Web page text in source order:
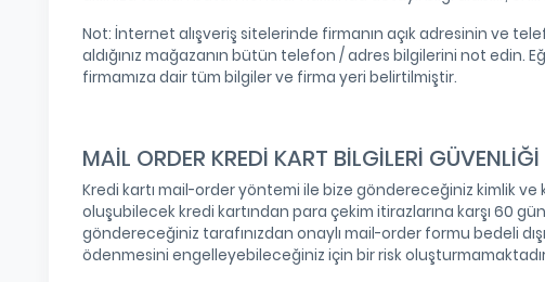
Not: İnternet alışveriş sitelerinde firmanın açık adresinin ve
aldığınız mağazanın bütün telefon / adres bilgilerini not edin.
firmamıza dair tüm bilgiler ve firma yeri belirtilmiştir.
MAİL ORDER KREDİ KART BİLGİLERİ GÜVENLİĞİ
Kredi kartı mail-order yöntemi ile bize göndereceğiniz kimlik ve
oluşubilecek kredi kartından para çekim itirazlarına karşı 60
göndereceğiniz tarafınızdan onaylı mail-order formu bedeli
ödenmesini engelleyebileceğiniz için bir risk